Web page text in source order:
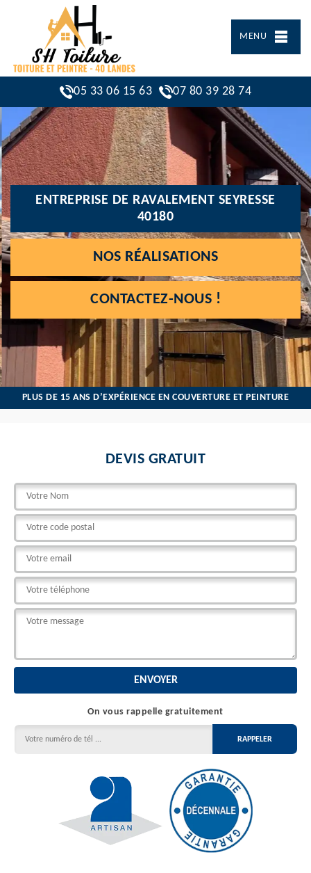
MENU
05 33 06 15 63 07 80 39 28 74
ENTREPRISE DE RAVALEMENT SEYRESSE
40180
NOS RÉALISATIONS
CONTACTEZ-NOUS !
PLUS DE 15 ANS D’EXPÉRIENCE EN COUVERTURE ET PEINTURE
DEVIS GRATUIT
On vous rappelle gratuitement